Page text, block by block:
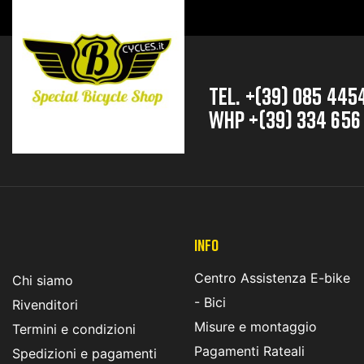
TEL. +(39) 085
whp +(39) 334 656
Chi siamo
Rivenditori
Termini e condizioni
Spedizioni e pagamenti
INFO
Centro Assistenza E-bike
- Bici
Misure e montaggio
Pagamenti Rateali